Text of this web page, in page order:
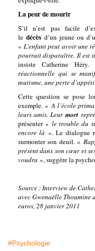
La peur de mourir
S’il n’est pas facile
ledécès d’un jeune ou
«L’enfant peut avoir une
pourrait disparaître. Il est
insiste Catherine
réactionnelle qui se
mutisme, une perte
Cette question se pose
exemple. «A l’école
leurs amis. Leur mort
présenter « le trouble du
encore là ». Le dialogue
surmonter son deuil. «
présent dans son cœur et
voudra », suggère la
Source : Interview de
avec Gwenaëlle Thoumine
euros, 28 janvier 2011
#Psychologie